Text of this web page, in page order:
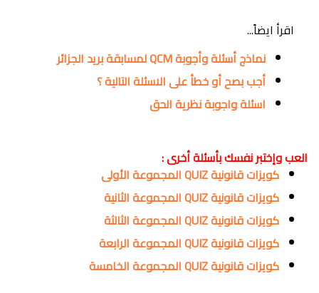
اقرأ ايضاً...
نماذج أسئلة وأجوبة QCM لمسابقة بريد الجزائر
أجب بصح أو خطأ على الاسئلة التالية ؟
اسئلة واجوبة نظرية الحق
العب وإختبر نفسك بأسئلة أخرى :
كويزات قانونية QUIZ المجموعة الأولى
كويزات قانونية QUIZ المجموعة الثانية
كويزات قانونية QUIZ المجموعة الثالثة
كويزات قانونية QUIZ المجموعة الرابعة
كويزات قانونية QUIZ المجموعة الخامسة